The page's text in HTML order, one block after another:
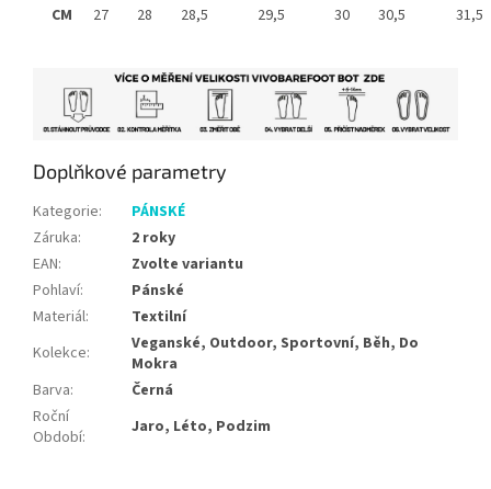
CM
27 28 28,5 29,5 30 30,5 31,5
Doplňkové parametry
Kategorie:
PÁNSKÉ
Záruka:
2 roky
EAN:
Zvolte variantu
Pohlaví:
Pánské
Materiál:
Textilní
Kolekce:
Veganské, Outdoor, Sportovní, Běh, Do
Mokra
Barva:
Černá
Roční
Období: Jaro, Léto, Podzim